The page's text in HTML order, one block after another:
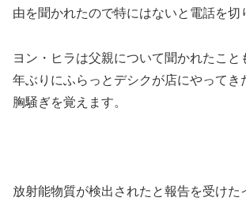
由を聞かれたので特にはないと電話を切
ヨン・ヒラは父親について聞かれたこと
年ぶりにふらっとデシクが店にやってき
胸騒ぎを覚えます。
放射能物質が検出されたと報告を受けた